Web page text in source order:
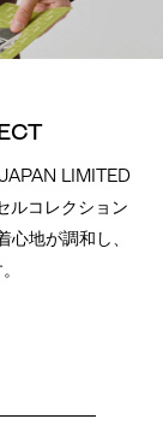
LIMITED
ルコレクション
地が調和し、